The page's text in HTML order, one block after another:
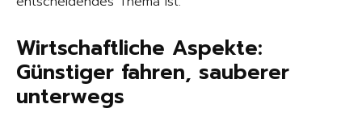
Wirtschaftliche Aspekte:
Günstiger fahren, sauberer
unterwegs